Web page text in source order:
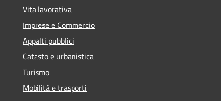
Vita lavorativa
Imprese e Commercio
Appalti pubblici
Catasto e urbanistica
Turismo
Mobilità e trasporti